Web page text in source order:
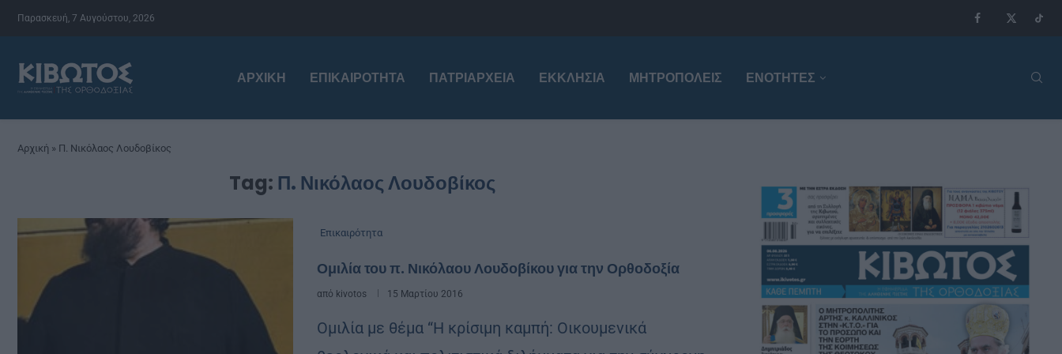
Παρασκευή, 7 Αυγούστου, 2026
ΑΡΧΙΚΉ ΕΠΙΚΑΙΡΌΤΗΤΑ ΠΑΤΡΙΑΡΧΕΊΑ ΕΚΚΛΗΣΊΑ ΜΗΤΡΟΠΌΛΕΙΣ ΕΝΟΤΗΤΕΣ
Αρχική » Π. Νικόλαος Λουδοβίκος
Tag: Π. Νικόλαος Λουδοβίκος
Επικαιρότητα
Ομιλία του π. Νικόλαου Λουδοβίκου για την Ορθοδοξία
από kivotos 15 Μαρτίου 2016
Ομιλία με θέμα “Η κρίσιμη καμπή: Oικουμενικά